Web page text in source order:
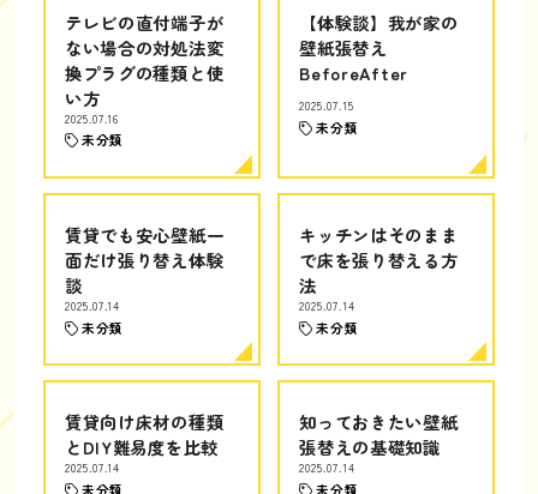
テレビの直付端子が
ない場合の対処法変
換プラグの種類と使
い方
2025.07.16
未分類
【体験談】我が家の
壁紙張替え
BeforeAfter
2025.07.15
未分類
賃貸でも安心壁紙一
面だけ張り替え体験
談
2025.07.14
未分類
キッチンはそのまま
で床を張り替える方
法
2025.07.14
未分類
賃貸向け床材の種類
とDIY難易度を比較
2025.07.14
未分類
知っておきたい壁紙
張替えの基礎知識
2025.07.14
未分類